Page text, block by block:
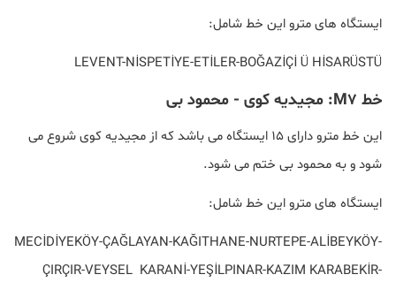
ایستگاه های مترو این خط شامل:
LEVENT-NİSPETİYE-ETİLER-BOĞAZİÇİ Ü HİSARÜSTÜ
خط M7: مجیدیه کوی - محمود بی
این خط مترو دارای 15 ایستگاه می باشد که از مجیدیه کوی شروع می
شود و به محمود بی ختم می شود.
ایستگاه های مترو این خط شامل:
MECİDİYEKÖY-ÇAĞLAYAN-KAĞITHANE-NURTEPE-ALİBEYKÖY-
ÇIRÇIR-VEYSEL KARANİ-YEŞİLPINAR-KAZIM KARABEKİR-